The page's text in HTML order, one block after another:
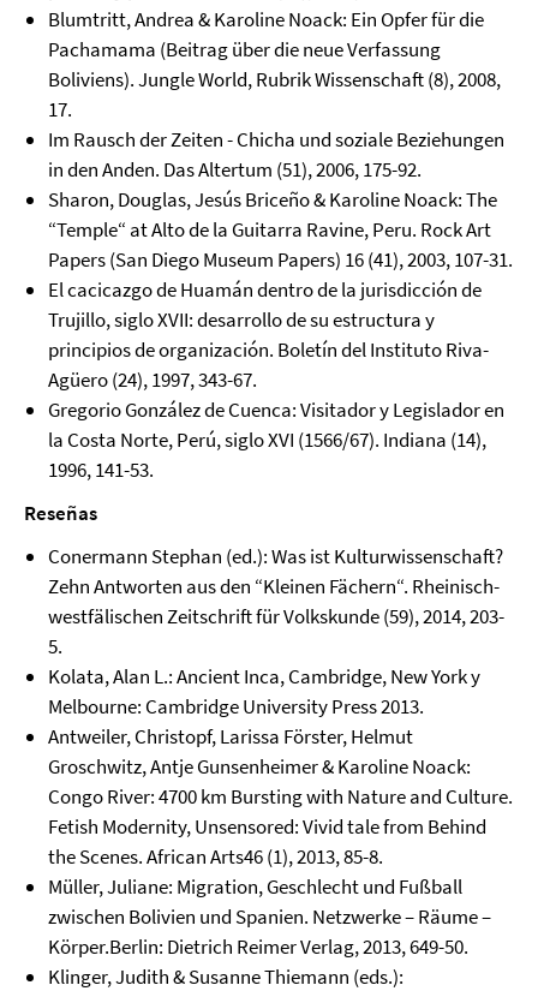
Blumtritt, Andrea & Karoline Noack: Ein Opfer für die
Pachamama (Beitrag über die neue Verfassung
Boliviens). Jungle World, Rubrik Wissenschaft (8), 2008,
17.
Im Rausch der Zeiten - Chicha und soziale Beziehungen
in den Anden. Das Altertum (51), 2006, 175-92.
Sharon, Douglas, Jesús Briceño & Karoline Noack: The
“Temple“ at Alto de la Guitarra Ravine, Peru. Rock Art
Papers (San Diego Museum Papers) 16 (41), 2003, 107-31.
El cacicazgo de Huamán dentro de la jurisdicción de
Trujillo, siglo XVII: desarrollo de su estructura y
principios de organización. Boletín del Instituto Riva-
Agüero (24), 1997, 343-67.
Gregorio González de Cuenca: Visitador y Legislador en
la Costa Norte, Perú, siglo XVI (1566/67). Indiana (14),
1996, 141-53.
Reseñas
Conermann Stephan (ed.): Was ist Kulturwissenschaft?
Zehn Antworten aus den “Kleinen Fächern“. Rheinisch-
westfälischen Zeitschrift für Volkskunde (59), 2014, 203-
5.
Kolata, Alan L.: Ancient Inca, Cambridge, New York y
Melbourne: Cambridge University Press 2013.
Antweiler, Christopf, Larissa Förster, Helmut
Groschwitz, Antje Gunsenheimer & Karoline Noack:
Congo River: 4700 km Bursting with Nature and Culture.
Fetish Modernity, Unsensored: Vivid tale from Behind
the Scenes. African Arts46 (1), 2013, 85-8.
Müller, Juliane: Migration, Geschlecht und Fußball
zwischen Bolivien und Spanien. Netzwerke – Räume –
Körper.Berlin: Dietrich Reimer Verlag, 2013, 649-50.
Klinger, Judith & Susanne Thiemann (eds.):